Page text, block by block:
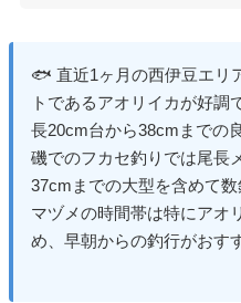
🐟 直近1ヶ月の西伊豆エリ
トであるアオリイカが好調
長20cm台から38cmまでの
磯でのフカセ釣りでは尾長
37cmまでの大型を含めて
マヅメの時間帯は特にアオ
め、早朝からの釣行がおす